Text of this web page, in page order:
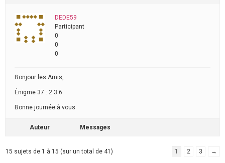
DEDE59
Participant
0
0
0
Bonjour les Amis,
Énigme 37 : 2 3 6
Bonne journée à vous
Auteur Messages
15 sujets de 1 à 15 (sur un total de 41) 1 2 3 →